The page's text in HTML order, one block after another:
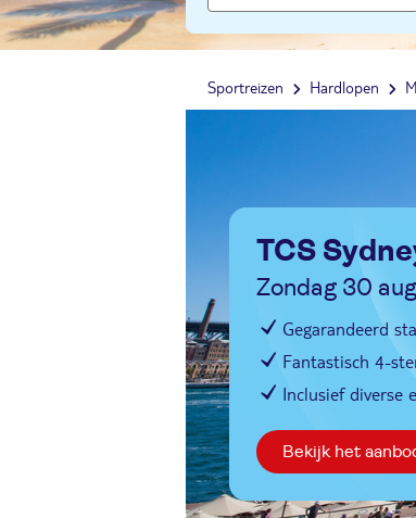
Sportreizen Hardlopen
TCS
Zondag 30
Gegarandeerd
Fantastisch 4-
Inclusief diverse
Bekijk het